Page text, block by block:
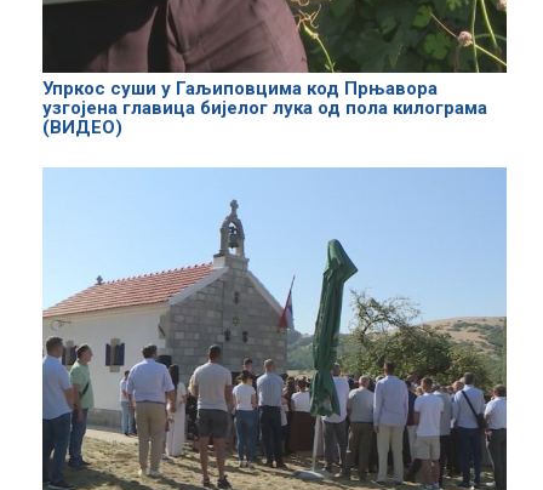
Упркос суши у Гаљиповцима код Прњавора
узгојена главица бијелог лука од пола килограма
(ВИДЕО)